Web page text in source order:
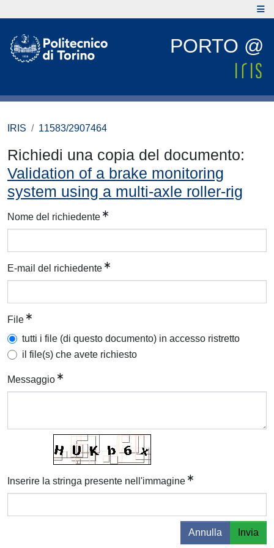
PORTO @
IRIS 11583/2907464
Richiedi una copia del documento:
Validation of a brake monitoring
system using a multi-axle roller-rig
Nome del richiedente
E-mail del richiedente
File
tutti i file (di questo documento) in accesso ristretto
il file(s) che avete richiesto
Messaggio
Inserire la stringa presente nell'immagine
Annulla Invia